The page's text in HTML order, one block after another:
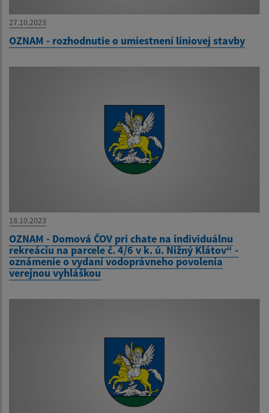
27.10.2023
OZNAM - rozhodnutie o umiestnení líniovej stavby
18.10.2023
OZNAM - Domová ČOV pri chate na individuálnu
rekreáciu na parcele č. 4/6 v k. ú. Nižný Klátov“ -
oznámenie o vydaní vodoprávneho povolenia
verejnou vyhláškou